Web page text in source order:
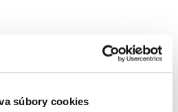
súbory cookies